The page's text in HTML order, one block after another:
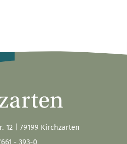
12 | 79199 Kirchzarten
- 393-0